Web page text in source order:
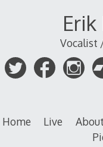
Vocalist
Home Live About